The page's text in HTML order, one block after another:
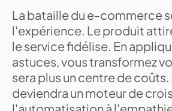
La bataille du e-commerce
l'expérience. Le produit
le service fidélise. En
astuces, vous transformez
sera plus un centre de
deviendra un moteur de